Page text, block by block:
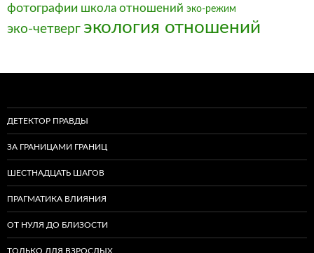
фотографии школа отношений эко-режим
эко-четверг экология отношений
ДЕТЕКТОР ПРАВДЫ
ЗА ГРАНИЦАМИ ГРАНИЦ
ШЕСТНАДЦАТЬ ШАГОВ
ПРАГМАТИКА ВЛИЯНИЯ
ОТ НУЛЯ ДО БЛИЗОСТИ
ТОЛЬКО ДЛЯ ВЗРОСЛЫХ